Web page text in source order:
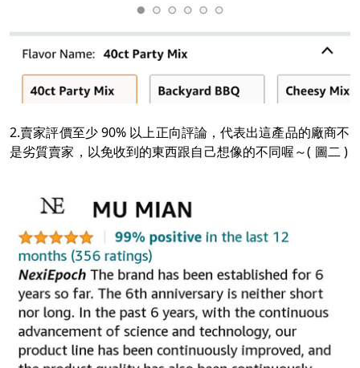
2.賣家評價至少 90% 以上正向評論，代表出這產品的廠商不
是劣質賣家，以免收到的東西跟自己想像的不同喔～( 圖二 )